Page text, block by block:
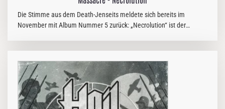
Die Stimme aus dem Death-Jenseits meldete sich bereits im
November mit Album Nummer 5 zurück: „Necrolution“ ist der